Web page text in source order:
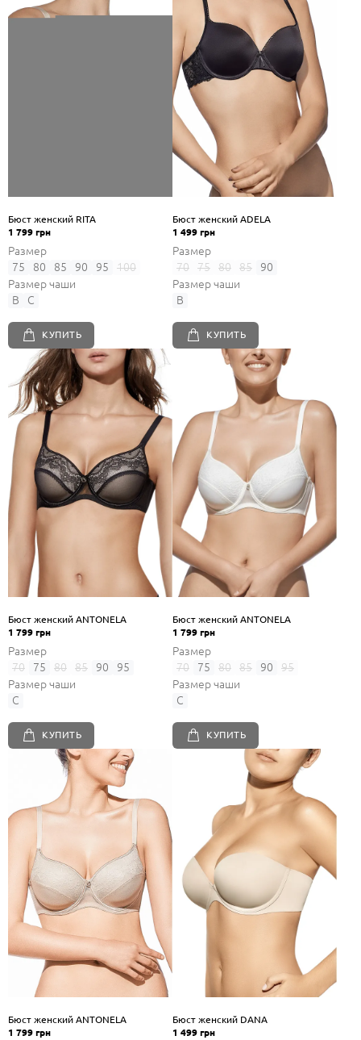
Бюст женский RITA
1 799 грн
Размер
75
80 85 90 95
100
Размер чаши
B
C
КУПИТЬ
Бюст женский ADELA
1 499 грн
Размер
70
75 80 85
90
Размер чаши
B
КУПИТЬ
Бюст женский ANTONELA
1 799 грн
Размер
70
75 80 85 90
95
Размер чаши
C
КУПИТЬ
Бюст женский ANTONELA
1 799 грн
Размер
70
75 80 85 90
95
Размер чаши
C
КУПИТЬ
Бюст женский ANTONELA
1 799 грн
Бюст женский DANA
1 499 грн